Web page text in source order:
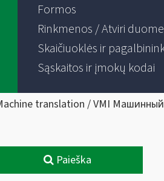
Formos
Rinkmenos / Atviri
Skaičiuoklės ir
Sąskaitos ir įmokų kodai
translation / VMI
Paieška